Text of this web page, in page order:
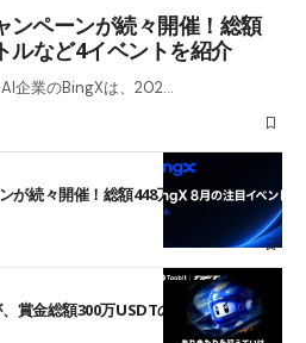
ンペーンが続々開催！総額
ルなど4イベントを紹介
企業のBingXは、202…
が続々開催！総額448万USDT超のAIバ
金総額300万USDTのレースとして復